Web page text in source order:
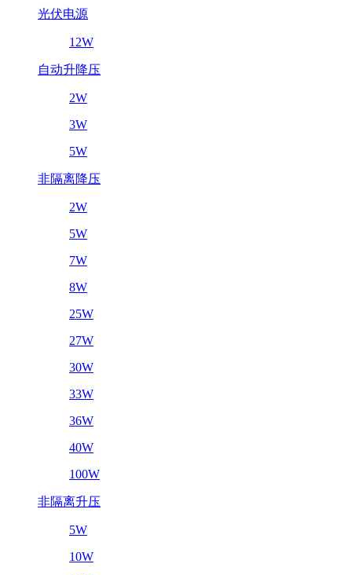
光伏电源
12W
自动升降压
2W
3W
5W
非隔离降压
2W
5W
7W
8W
25W
27W
30W
33W
36W
40W
100W
非隔离升压
5W
10W